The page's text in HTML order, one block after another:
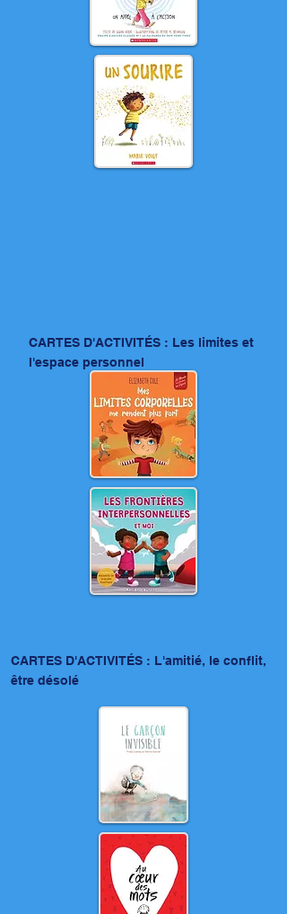
CARTES D'ACTIVITÉS : Les limites et
l'espace personnel
CARTES D'ACTIVITÉS : L'amitié, le conflit,
être désolé